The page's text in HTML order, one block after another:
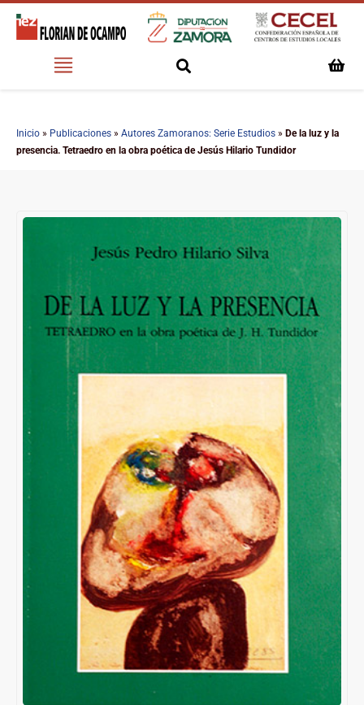
Inicio » Publicaciones » Autores Zamoranos: Serie Estudios » De la luz y la
presencia. Tetraedro en la obra poética de Jesús Hilario Tundidor